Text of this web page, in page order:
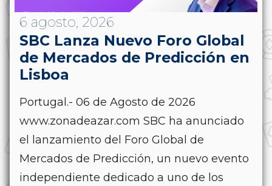
6 agosto, 2026
SBC Lanza Nuevo Foro Global
de Mercados de Predicción en
Lisboa
Portugal.- 06 de Agosto de 2026
www.zonadeazar.com SBC ha anunciado
el lanzamiento del Foro Global de
Mercados de Predicción, un nuevo evento
independiente dedicado a uno de los